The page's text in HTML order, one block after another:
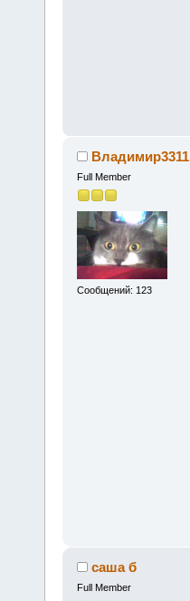
Владимир3311
Full Member
Сообщений: 123
саша б
Full Member